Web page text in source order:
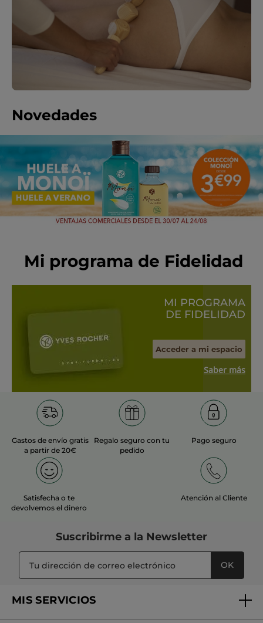
Novedades
Mi programa de Fidelidad
MI PROGRAMA
DE FIDELIDAD
Acceder a mi espacio
Saber más
Gastos de envío gratis
a partir de 20€
Regalo seguro con tu
pedido
Pago seguro
Satisfecha o te
devolvemos el dinero
Atención al Cliente
Suscribirme a la Newsletter
OK
MIS SERVICIOS